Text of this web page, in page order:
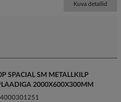
Kuva detailid
SPACIAL SM METALLKILP
2000X600X300MM